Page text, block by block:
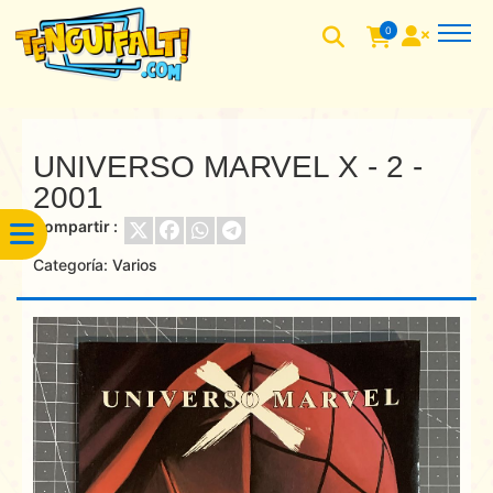
0
UNIVERSO MARVEL X - 2 -
2001
Compartir :
Categoría: Varios